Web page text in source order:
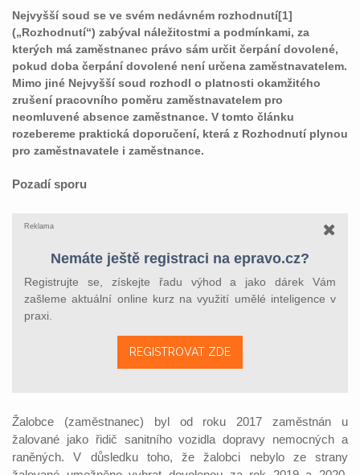
Nejvyšší soud se ve svém nedávném rozhodnutí[1]
(„Rozhodnutí“) zabýval náležitostmi a podmínkami, za
kterých má zaměstnanec právo sám určit čerpání dovolené,
pokud doba čerpání dovolené není určena zaměstnavatelem.
Mimo jiné Nejvyšší soud rozhodl o platnosti okamžitého
zrušení pracovního poměru zaměstnavatelem pro
neomluvené absence zaměstnance. V tomto článku
rozebereme praktická doporučení, která z Rozhodnutí plynou
pro zaměstnavatele i zaměstnance.
Pozadí sporu
Reklama
Nemáte ještě registraci na epravo.cz?
Registrujte se, získejte řadu výhod a jako dárek Vám
zašleme aktuální online kurz na využití umělé inteligence v
praxi.
REGISTROVAT ZDE
Žalobce (zaměstnanec) byl od roku 2017 zaměstnán u
žalované jako řidič sanitního vozidla dopravy nemocných a
raněných. V důsledku toho, že žalobci nebylo ze strany